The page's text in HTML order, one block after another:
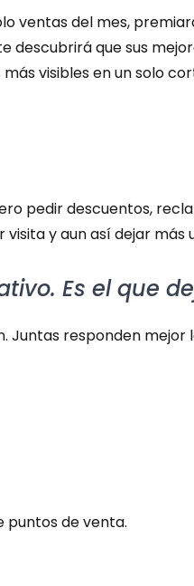
ventas del mes,
que sus
visibles en un solo
pedir descuentos,
y aun así dejar más
Es el que
Juntas responden mejor
puntos de venta.